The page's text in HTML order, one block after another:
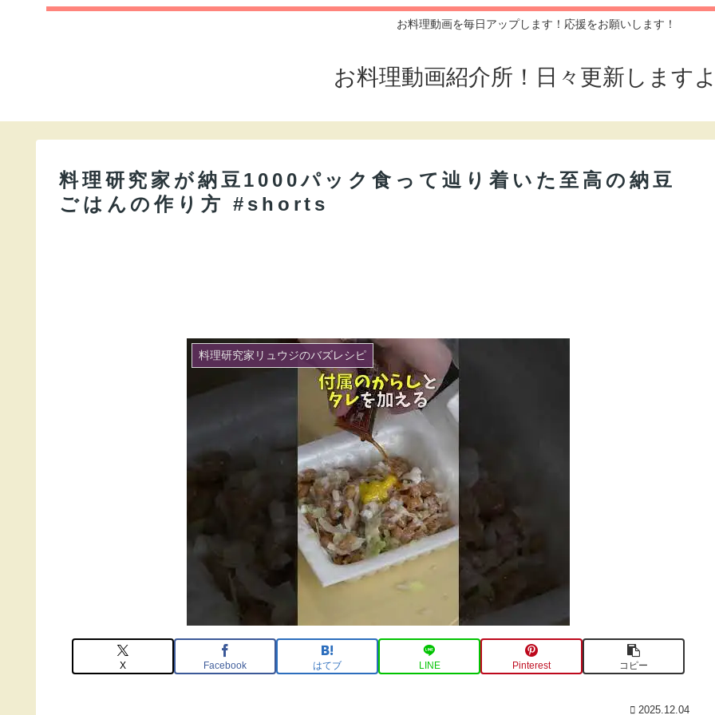
お料理動画を毎日アップします！応援をお願いします！
お料理動画紹介所！日々更新します
料理研究家が納豆1000パック食って辿り着いた至高の納豆
ごはんの作り方 #shorts
料理研究家リュウジのバズレシピ
X Facebook はてブ LINE Pinterest コピー
2025.12.04